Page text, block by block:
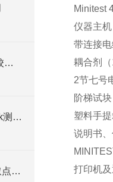
德国epk测厚仪minitest2100校准步骤详解
德国EPK测厚仪ElektroPhysik测厚仪型号介绍
MP0测厚仪实地涂层检查的取点流程
Minitest
仪器主机
带连接
耦合剂
2节七号
阶梯试块
塑料手
说明书
打印机